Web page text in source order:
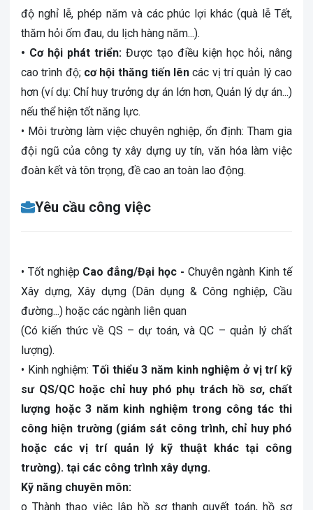
độ nghỉ lễ, phép năm và các phúc lợi khác (quà lễ Tết,
thăm hỏi ốm đau, du lịch hàng năm...).
• Cơ hội phát triển: Được tạo điều kiện học hỏi, nâng
cao trình độ;cơ hội thăng tiến lên các vị trí quản lý cao
hơn (ví dụ: Chỉ huy trưởng dự án lớn hơn, Quản lý dự án...)
nếu thể hiện tốt năng lực.
• Môi trường làm việc chuyên nghiệp, ổn định: Tham gia
đội ngũ của công ty xây dựng uy tín, văn hóa làm việc
đoàn kết và tôn trọng, đề cao an toàn lao động.
Yêu cầu công việc
• Tốt nghiệp Cao đẳng/Đại học - Chuyên ngành Kinh tế
Xây dựng, Xây dựng (Dân dụng & Công nghiệp, Cầu
đường...) hoặc các ngành liên quan
(Có kiến thức về QS – dự toán, và QC – quản lý chất
lượng).
• Kinh nghiệm: Tối thiểu 3 năm kinh nghiệm ở vị trí kỹ
sư QS/QC hoặc chỉ huy phó phụ trách hồ sơ, chất
lượng hoặc 3 năm kinh nghiệm trong công tác thi
công hiện trường (giám sát công trình, chỉ huy phó
hoặc các vị trí quản lý kỹ thuật khác tại công
trường). tại các công trình xây dựng.
Kỹ năng chuyên môn:
o Thành thạo việc lập hồ sơ thanh quyết toán, hồ sơ